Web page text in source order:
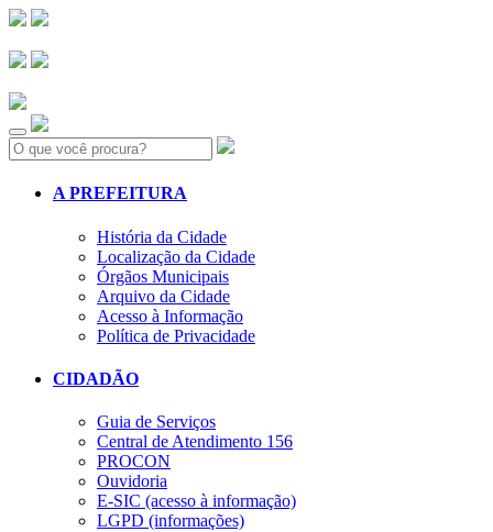
Search:
A PREFEITURA
História da Cidade
Localização da Cidade
Órgãos Municipais
Arquivo da Cidade
Acesso à Informação
Política de Privacidade
CIDADÃO
Guia de Serviços
Central de Atendimento 156
PROCON
Ouvidoria
E-SIC (acesso à informação)
LGPD (informações)